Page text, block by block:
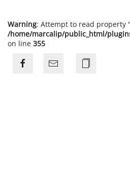
Warning: Attempt to read property
/home/marcalip/public_html/
on line 355